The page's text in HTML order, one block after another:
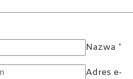
Nazwa *
Adres e-